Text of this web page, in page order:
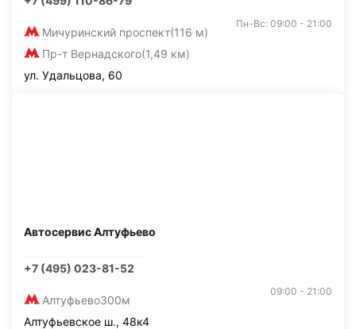
Мичуринский проспект(116 м)
Пр-т Вернадского(1,49 км)
Пн-Вс: 09:00 - 21:00
ул. Удальцова, 60
Автосервис Алтуфьево
+7 (495) 023-81-52
Алтуфьево300м
09:00 - 21:00
Алтуфьевское ш., 48к4